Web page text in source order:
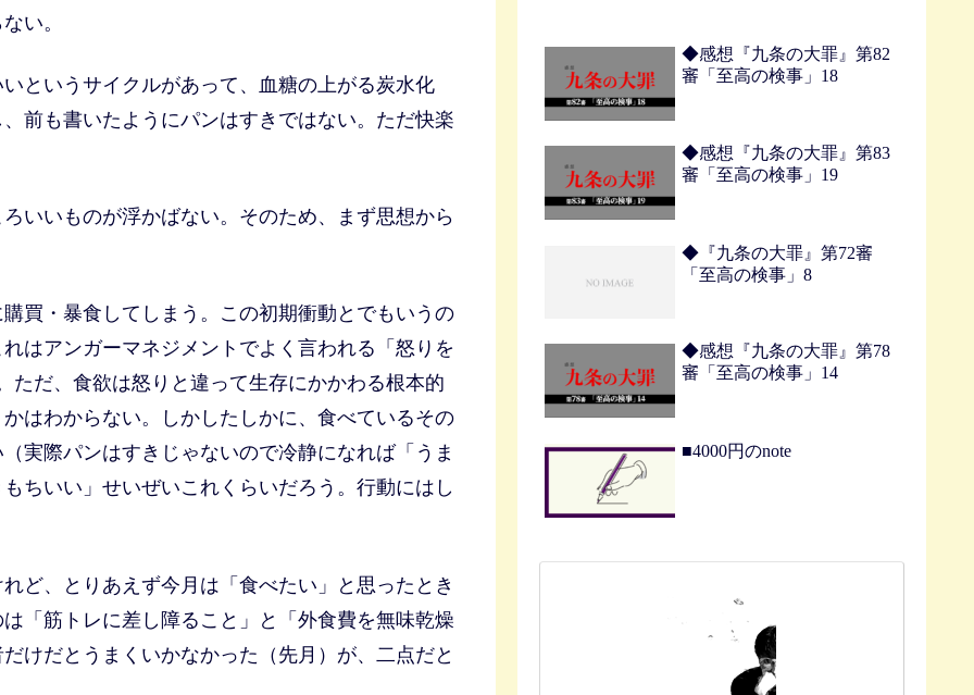
い。
というサイクルがあって、血糖の上がる炭水化
前も書いたようにパンはすきではない。ただ快楽
いいものが浮かばない。そのため、まず思想から
買・暴食してしまう。この初期衝動とでもいうの
はアンガーマネジメントでよく言われる「怒りを
ただ、食欲は怒りと違って生存にかかわる根本的
はわからない。しかしたしかに、食べているその
実際パンはすきじゃないので冷静になれば「うま
ちいい」せいぜいこれくらいだろう。行動にはし
ど、とりあえず今月は「食べたい」と思ったとき
「筋トレに差し障ること」と「外食費を無味乾燥
けだとうまくいかなかった（先月）が、二点だと
◆感想『九条の大罪』第82
審「至高の検事」18
◆感想『九条の大罪』第83
審「至高の検事」19
◆『九条の大罪』第72審
「至高の検事」8
◆感想『九条の大罪』第78
審「至高の検事」14
■4000円のnote